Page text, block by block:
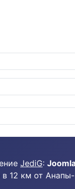
JediG:
12 км от Анапы-